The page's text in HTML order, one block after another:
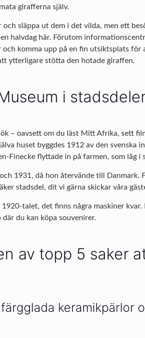
girafferna själv.
släppa ut dem i det vilda, men ett
halvdag här. Förutom
komma upp på en fin utsiktsplats
ytterligare stötta den hotade giraffen.
i
– oavsett om du läst Mitt Afrika, sett
huset byggdes 1912 av den svenska
Finecke flyttade in på farmen, som låg i
1931, då hon återvände till Danmark.
stadsdel, dit vi gärna skickar våra
talet, det finns några maskiner
du kan köpa souvenirer.
av topp 5 saker
keramikpärlor